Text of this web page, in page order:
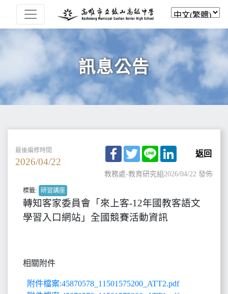
訊息公告
最後編修時間
2026/04/22
Facebook
TwitterLine LinkedIn
返回
教務處-教育研究組2026/04/22 發佈
標籤: 研習講座
轉知客家委員會「來上客-12年國教客語文
學習入口網站」全國競賽活動資訊
相關附件
附件檔案:45870578_11501575200_ATT2.pdf